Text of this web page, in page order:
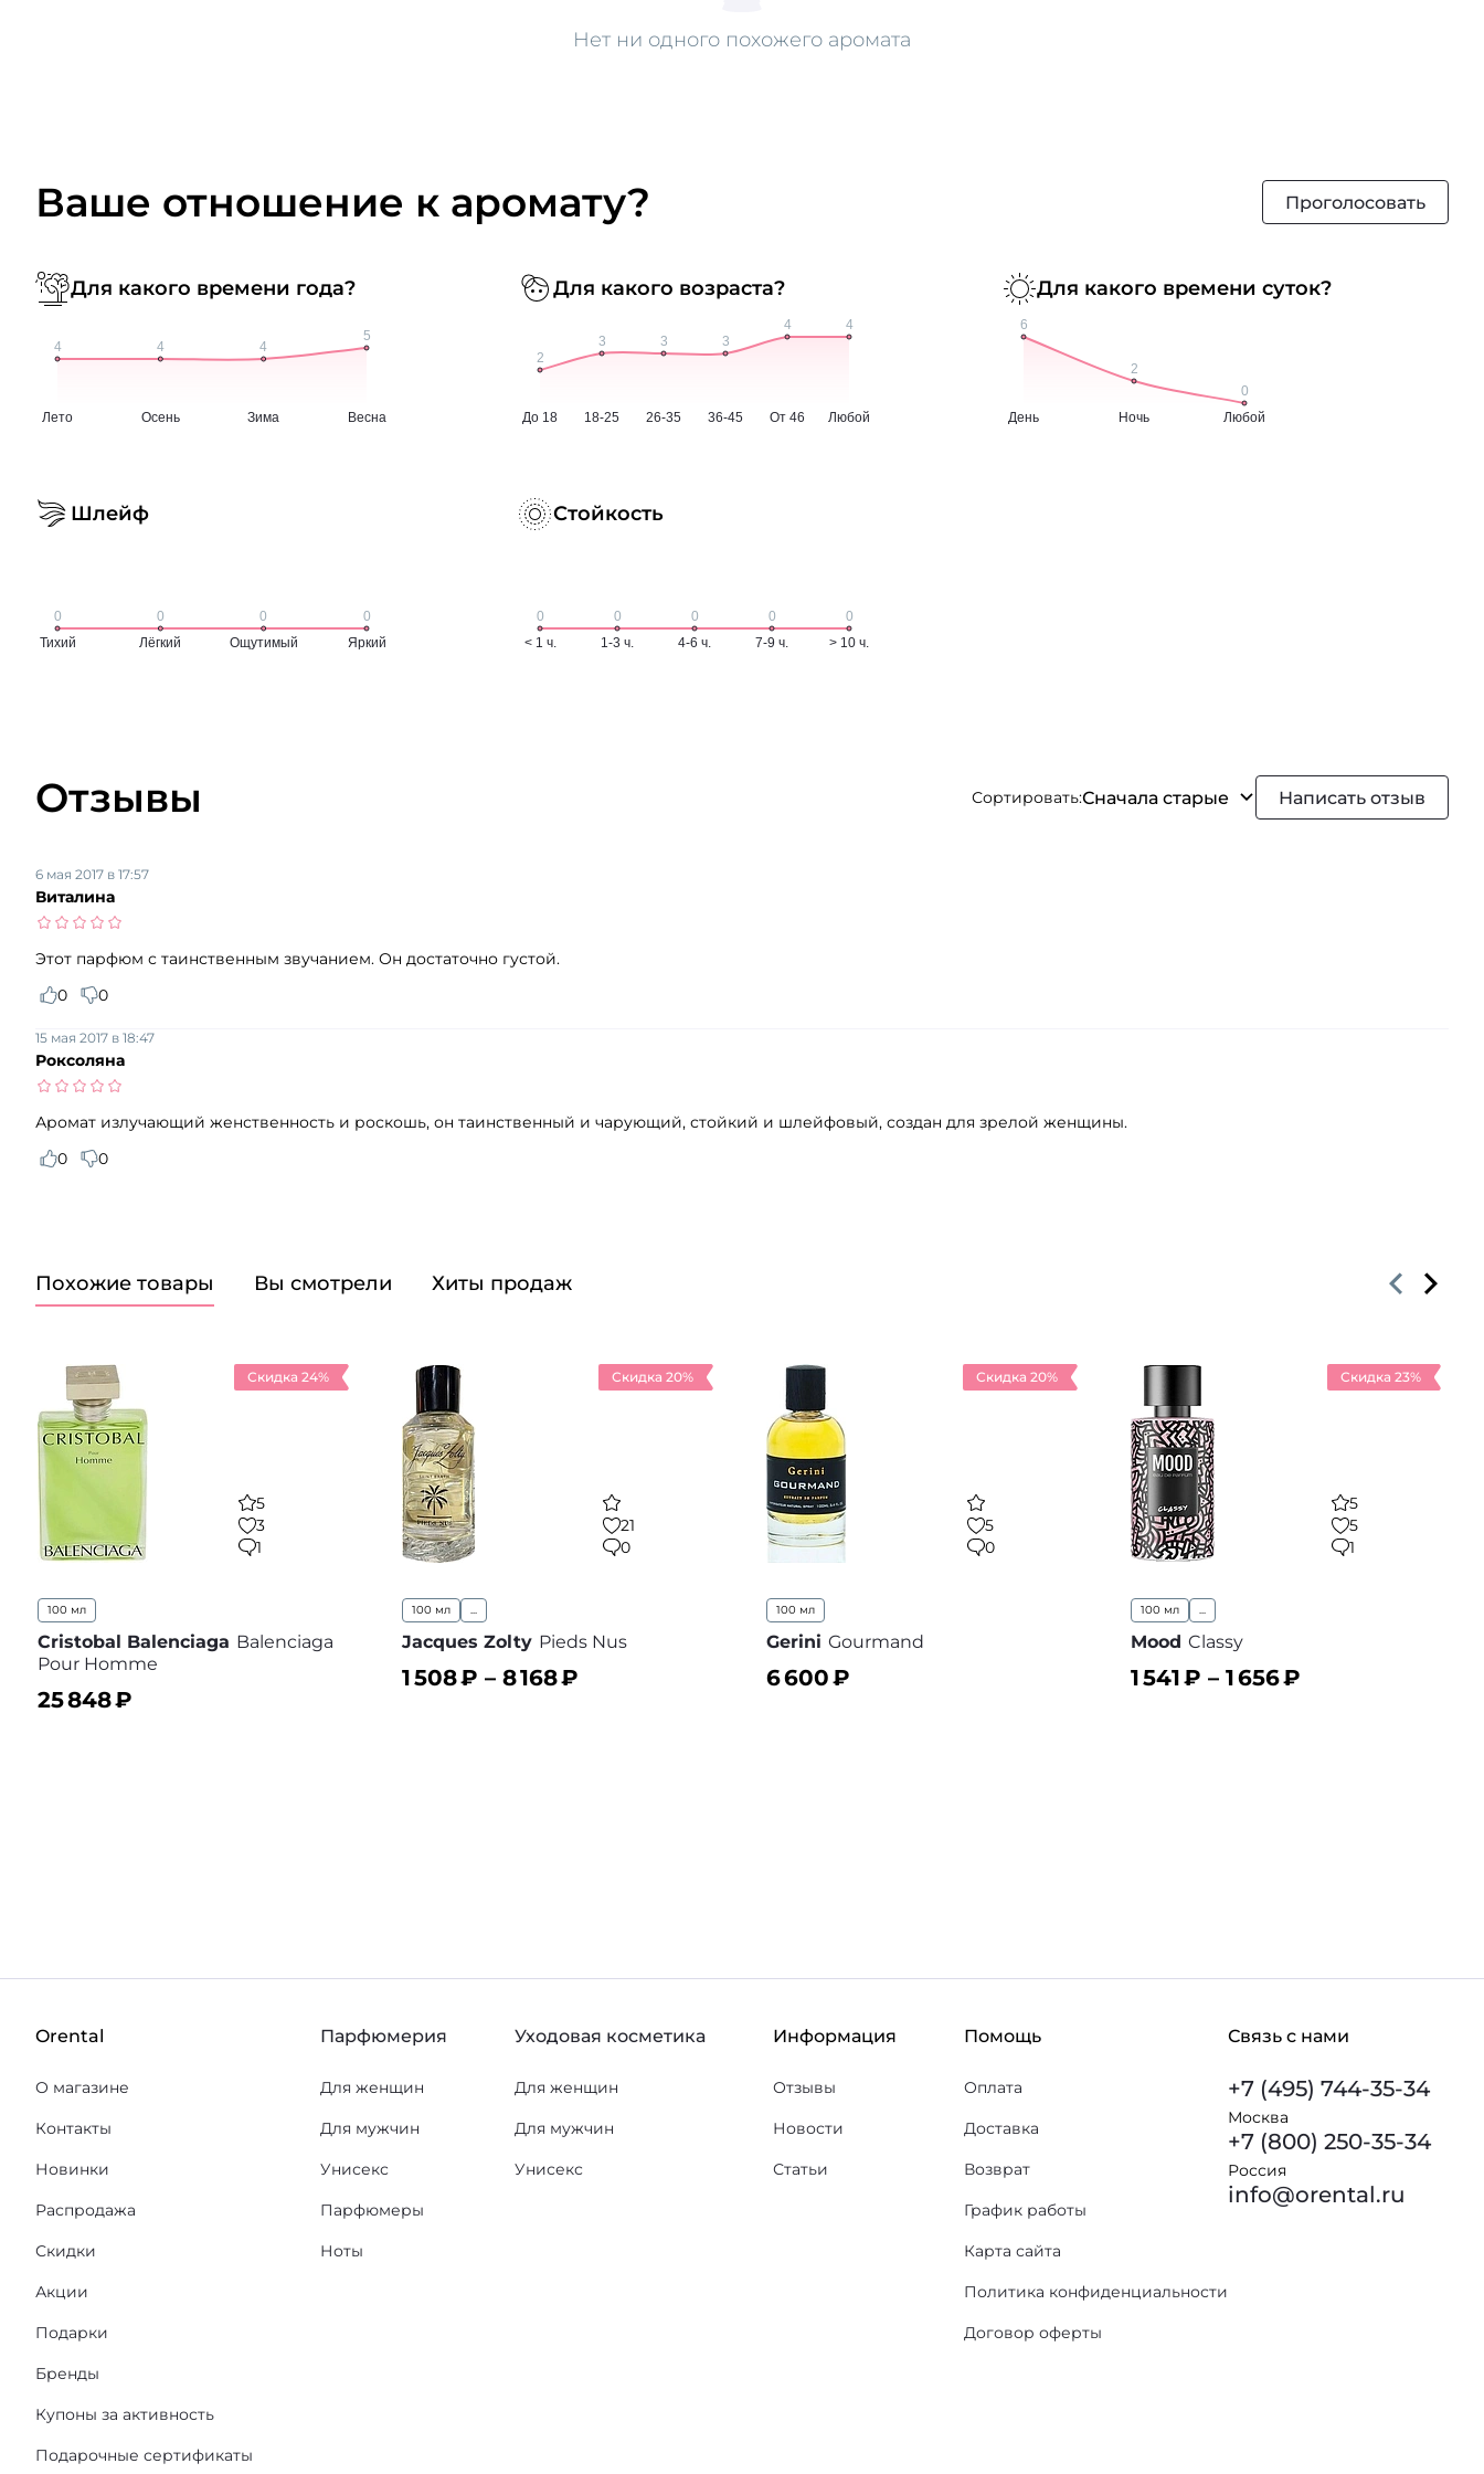
Нет ни одного похожего аромата
Ваше отношение к аромату? Проголосовать
Для какого времени года? Для какого возраста? Для какого времени суток?
Шлейф Стойкость
Отзывы Сортировать:Сначала старые Написать отзыв
Виталина
6 мая 2017 в 17:57
Этот парфюм с таинственным звучанием. Он достаточно густой.
0
0
Роксоляна
15 мая 2017 в 18:47
Аромат излучающий женственность и роскошь, он таинственный и чарующий, стойкий и шлейфовый, создан для зрелой женщины.
0
0
Похожие товары Вы смотрели Хиты продаж
Скидка 24%
5
3
1
100 мл
Cristobal Balenciaga Balenciaga
Pour Homme
25 848₽
Скидка 20%
21
0
100 мл ...
Jacques Zolty Pieds Nus
1 508₽ – 8 168₽
Скидка 20%
5
0
100 мл
Gerini Gourmand
6 600₽
Скидка 23%
5
5
1
100 мл ...
Mood Classy
1 541₽ – 1 656₽
Orental
О магазине
Контакты
Новинки
Распродажа
Скидки
Акции
Подарки
Бренды
Купоны за активность
Подарочные сертификаты
Парфюмерия
Для женщин
Для мужчин
Унисекс
Парфюмеры
Ноты
Уходовая косметика
Для женщин
Для мужчин
Унисекс
Информация
Отзывы
Новости
Статьи
Помощь
Оплата
Доставка
Возврат
График работы
Карта сайта
Политика конфиденциальности
Договор оферты
Связь с нами
+7 (495) 744-35-34
Москва
+7 (800) 250-35-34
Россия
info@orental.ru